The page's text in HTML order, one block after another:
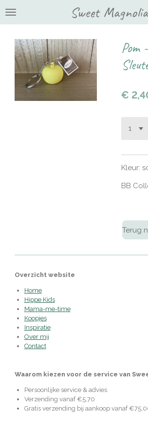
Ga
hoofdinhoud
Sweet Magnolia
Pom -
€
Kleur:
BB
Terug
Overzicht website
Home
Hippe Kids
Mama-me-time
Koopjes
Inspiratie
Over mij
Contact
Waarom kiezen voor de service van
Persoonlijke service & advies
Verzending vanaf €5,70
Gratis verzending bij aankoop vanaf